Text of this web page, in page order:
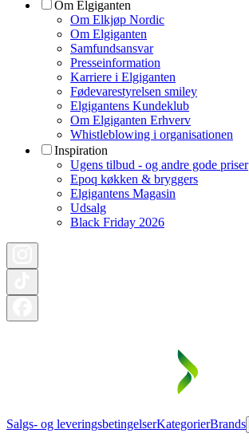
Om Elgiganten
Om Elkjøp Nordic
Om Elgiganten
Samfundsansvar
Presseinformation
Karriere i Elgiganten
Fødevarestyrelsen smiley
Elgigantens Kundeklub
Om Elgiganten Erhverv
Whistleblowing i organisationen
Inspiration
Ugens tilbud - og andre gode priser
Epoq køkken & bryggers
Elgigantens Magasin
Udsalg
Black Friday 2026
Salgs- og leveringsbetingelserKategorierBrands